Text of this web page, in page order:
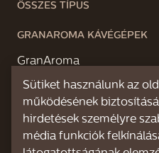
ÖSSZES TÍPUS
GRANAROMA KÁVÉGÉPEK
GranAroma
GranAroma Deluxe
XELSIS KÁVÉGÉPEK
Xelsis Suprema
Sütiket használunk az
működésének
hirdetések személyre
média funkciók